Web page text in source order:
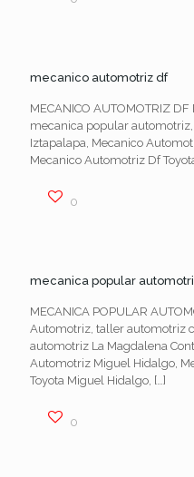
mecanico automotriz df
MECANICO AUTOMOTRIZ
mecanica popular
Iztapalapa, Mecanico
Mecanico Automotriz Df
0
mecanica popular
MECANICA POPULAR
Automotriz, taller automotriz
automotriz La Magdalena
Automotriz Miguel Hidalgo,
Toyota Miguel Hidalgo, […]
0